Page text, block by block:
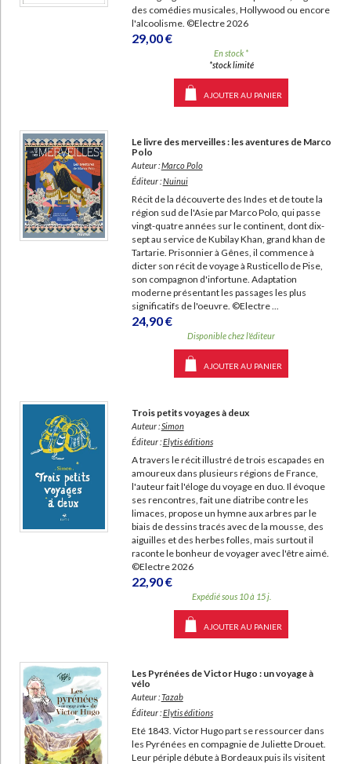
des comédies musicales, Hollywood ou encore
l'alcoolisme. ©Electre 2026
29,00 €
En stock *
*stock limité
AJOUTER AU PANIER
Le livre des merveilles : les aventures de Marco
Polo
Auteur :Marco Polo
Éditeur :Nuinui
Récit de la découverte des Indes et de toute la
région sud de l'Asie par Marco Polo, qui passe
vingt-quatre années sur le continent, dont dix-
sept au service de Kubilay Khan, grand khan de
Tartarie. Prisonnier à Gênes, il commence à
dicter son récit de voyage à Rusticello de Pise,
son compagnon d'infortune. Adaptation
moderne présentant les passages les plus
significatifs de l'oeuvre. ©Electre ...
24,90 €
Disponible chez l'éditeur
AJOUTER AU PANIER
Trois petits voyages à deux
Auteur :Simon
Éditeur :Elytis éditions
A travers le récit illustré de trois escapades en
amoureux dans plusieurs régions de France,
l'auteur fait l'éloge du voyage en duo. Il évoque
ses rencontres, fait une diatribe contre les
limaces, propose un hymne aux arbres par le
biais de dessins tracés avec de la mousse, des
aiguilles et des herbes folles, mais surtout il
raconte le bonheur de voyager avec l'être aimé.
©Electre 2026
22,90 €
Expédié sous 10 à 15 j.
AJOUTER AU PANIER
Les Pyrénées de Victor Hugo : un voyage à
vélo
Auteur :Tazab
Éditeur :Elytis éditions
Eté 1843. Victor Hugo part se ressourcer dans
les Pyrénées en compagnie de Juliette Drouet.
Leur périple débute à Bordeaux puis ils visitent